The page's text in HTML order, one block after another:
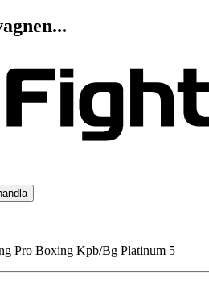
Pro Boxing Kpb/Bg Platinum 5